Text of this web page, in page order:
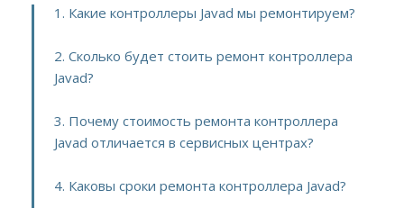
1. Какие контроллеры Javad мы ремонтируем?
2. Сколько будет стоить ремонт контроллера
Javad?
3. Почему стоимость ремонта контроллера
Javad отличается в сервисных центрах?
4. Каковы сроки ремонта контроллера Javad?